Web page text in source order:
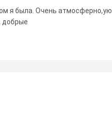
я была. Очень
добрые